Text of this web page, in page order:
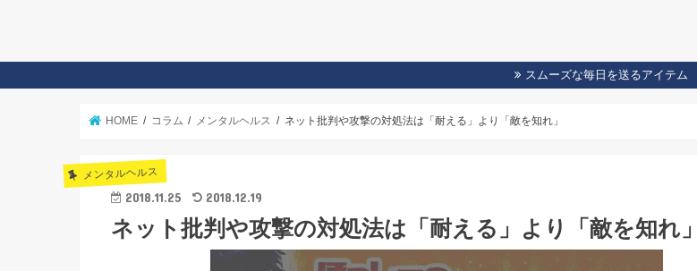
スムーズな毎日を送るアイテム
HOME コラム メンタルヘルス ネット批判や攻撃の対処法は「耐える」より「敵を知れ」
メンタルヘルス
2018.11.25 2018.12.19
ネット批判や攻撃の対処法は「耐える」より「敵を知れ」